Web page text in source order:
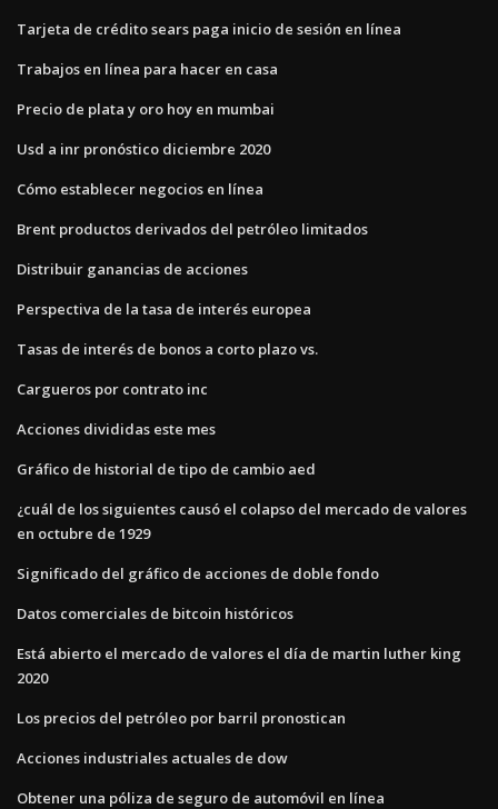
Tarjeta de crédito sears paga inicio de sesión en línea
Trabajos en línea para hacer en casa
Precio de plata y oro hoy en mumbai
Usd a inr pronóstico diciembre 2020
Cómo establecer negocios en línea
Brent productos derivados del petróleo limitados
Distribuir ganancias de acciones
Perspectiva de la tasa de interés europea
Tasas de interés de bonos a corto plazo vs.
Cargueros por contrato inc
Acciones divididas este mes
Gráfico de historial de tipo de cambio aed
¿cuál de los siguientes causó el colapso del mercado de valores
en octubre de 1929
Significado del gráfico de acciones de doble fondo
Datos comerciales de bitcoin históricos
Está abierto el mercado de valores el día de martin luther king
2020
Los precios del petróleo por barril pronostican
Acciones industriales actuales de dow
Obtener una póliza de seguro de automóvil en línea